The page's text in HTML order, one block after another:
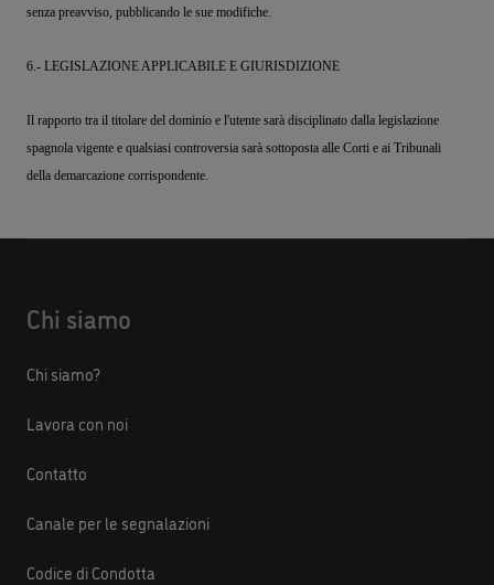
senza preavviso, pubblicando le sue modifiche.
6.- LEGISLAZIONE APPLICABILE E GIURISDIZIONE
Il rapporto tra il titolare del dominio e l'utente sarà disciplinato dalla legislazione
spagnola vigente e qualsiasi controversia sarà sottoposta alle Corti e ai Tribunali
della demarcazione corrispondente.
Chi siamo
Chi siamo?
Lavora con noi
Contatto
Canale per le segnalazioni
Codice di Condotta